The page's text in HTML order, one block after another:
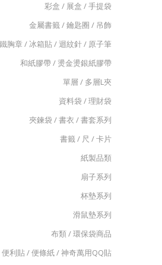
彩盒 / 展盒 / 手提袋
金屬書籤 / 鑰匙圈 / 吊飾
胸章 / 冰箱貼 / 迴紋針 / 原子筆
和紙膠帶 / 燙金燙銀紙膠帶
單層 / 多層L夾
資料袋 / 理財袋
夾鍊袋 / 書衣 / 書套系列
書籤 / 尺 / 卡片
紙製品類
扇子系列
杯墊系列
滑鼠墊系列
布類 / 環保袋商品
便利貼 / 便條紙 / 神奇萬用QQ貼